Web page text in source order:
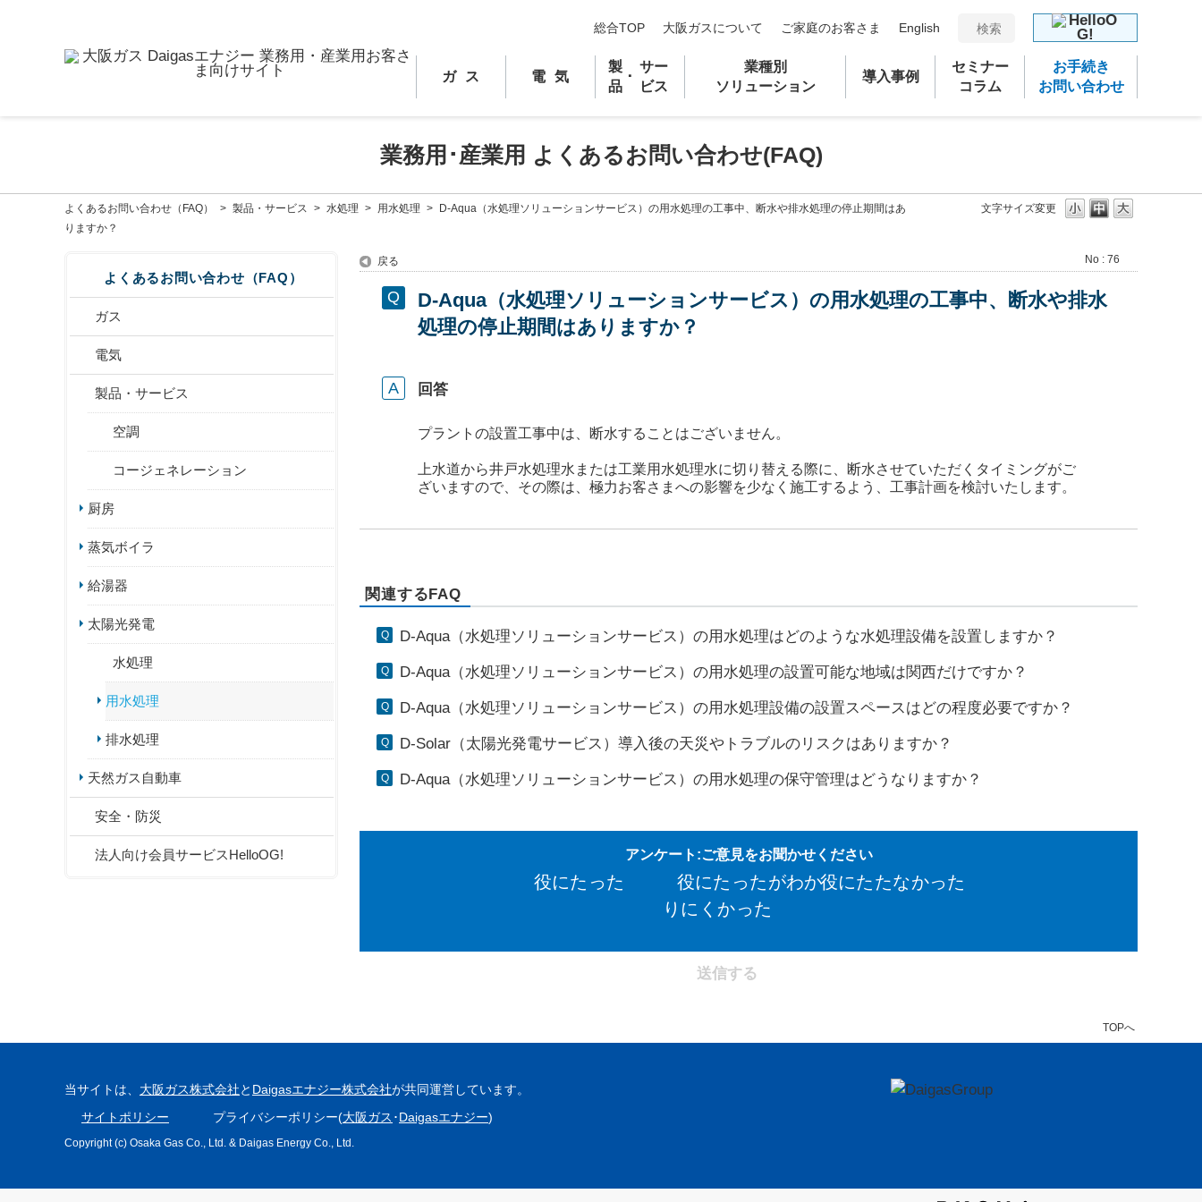
総合TOP 大阪ガスについて ご家庭のお客さま English
ガス 電気
製
品
･
サー
ビス
業種別
ソリューション
導入事例
セミナー
コラム
お手続き
お問い合わせ
業務用 ･ 産業用 よくあるお問い合わせ(FAQ)
文字サイズ変更
よくあるお問い合わせ（FAQ） > 製品・サービス > 水処理 > 用水処理 >
D-Aqua（水処理ソリューションサービス）の用水処理の工事中、断水や排水処理の停止期間はあ
りますか？
よくあるお問い合わせ（FAQ）
ガス
電気
製品・サービス
空調
コージェネレーション
厨房
蒸気ボイラ
給湯器
太陽光発電
水処理
用水処理
排水処理
天然ガス自動車
安全・防災
法人向け会員サービスHelloOG!
戻る No : 76
D-Aqua（水処理ソリューションサービス）の用水処理の工事中、断水や排水
処理の停止期間はありますか？
回答
プラントの設置工事中は、断水することはございません。
上水道から井戸水処理水または工業用水処理水に切り替える際に、断水させていただくタイミングがご
ざいますので、その際は、極力お客さまへの影響を少なく施工するよう、工事計画を検討いたします。
関連するFAQ
D-Aqua（水処理ソリューションサービス）の用水処理はどのような水処理設備を設置しますか？
D-Aqua（水処理ソリューションサービス）の用水処理の設置可能な地域は関西だけですか？
D-Aqua（水処理ソリューションサービス）の用水処理設備の設置スペースはどの程度必要ですか？
D-Solar（太陽光発電サービス）導入後の天災やトラブルのリスクはありますか？
D-Aqua（水処理ソリューションサービス）の用水処理の保守管理はどうなりますか？
アンケート:ご意見をお聞かせください
役にたった
役にたったがわか
りにくかった
役にたたなかった
TOPへ
当サイトは、 大阪ガス株式会社と Daigasエナジー株式会社が共同運営しています。
サイトポリシー
プライバシーポリシー(大阪ガス ･Daigasエナジー)
Copyright (c) Osaka Gas Co., Ltd. & Daigas Energy Co., Ltd.